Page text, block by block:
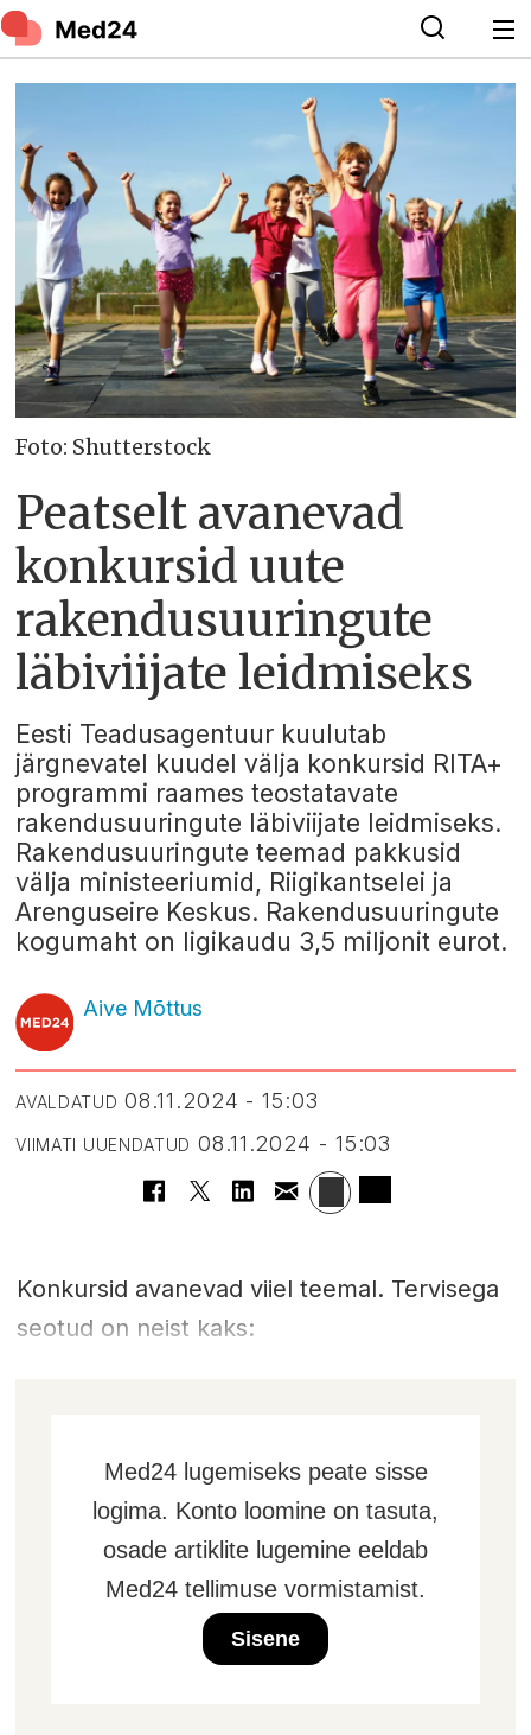
Foto: Shutterstock
Peatselt avanevad
konkursid uute
rakendusuuringute
läbiviijate leidmiseks
Eesti Teadusagentuur kuulutab
järgnevatel kuudel välja konkursid RITA+
programmi raames teostatavate
rakendusuuringute läbiviijate leidmiseks.
Rakendusuuringute teemad pakkusid
välja ministeeriumid, Riigikantselei ja
Arenguseire Keskus. Rakendusuuringute
kogumaht on ligikaudu 3,5 miljonit eurot.
Aive Mõttus
AVALDATUD 08.11.2024 - 15:03
VIIMATI UUENDATUD 08.11.2024 - 15:03
Konkursid avanevad viiel teemal. Tervisega
seotud on neist kaks:
Med24 lugemiseks peate sisse
logima. Konto loomine on tasuta,
osade artiklite lugemine eeldab
Med24 tellimuse vormistamist.
Sisene